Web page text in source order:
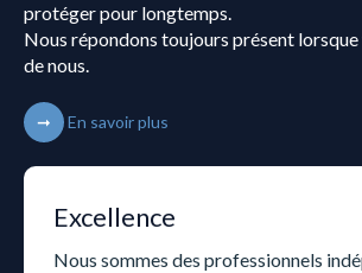
protéger pour longtemps.
Nous répondons toujours présent
de nous.
En savoir plus
Excellence
Nous sommes des professionnels